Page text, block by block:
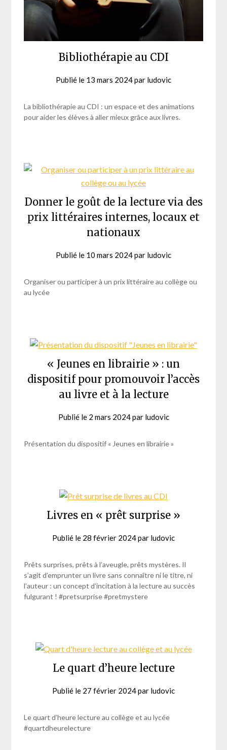
Bibliothérapie au CDI
Publié le 13 mars 2024par ludovic
La bibliothérapie au CDI : un espace et des animations
pour aider les élèves à aller mieux grâce aux livres.
Donner le goût de la lecture via des
prix littéraires internes, locaux et
nationaux
Publié le 10 mars 2024par ludovic
Organiser ou participer à un prix littéraire au collège ou
au lycée
« Jeunes en librairie » : un
dispositif pour promouvoir l’accès
au livre et à la lecture
Publié le 2 mars 2024par ludovic
Présentation du dispositif « Jeunes en librairie »
Livres en « prêt surprise »
Publié le 28 février 2024par ludovic
Prêts surprises, prêts à l’aveugle, prêts mystères. Il
s’agit d’emprunter un livre sans connaître ni le titre, ni
l’auteur : un concept d’incitation à la lecture au succès
fulgurant ! #pretsurprise #pretmystere
Le quart d’heure lecture
Publié le 27 février 2024par ludovic
Le quart d’heure lecture au collège et au lycée
#quartdheurelecture